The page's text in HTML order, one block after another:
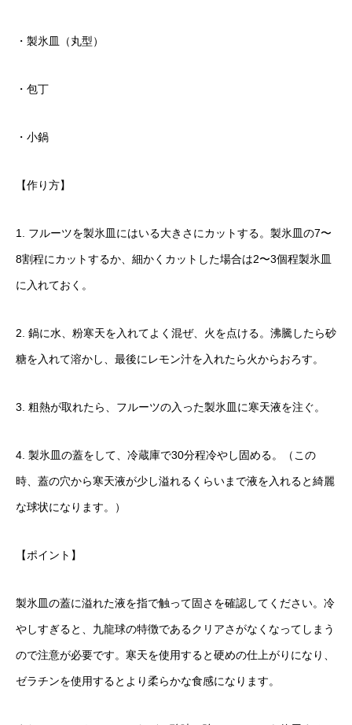
・製氷皿（丸型）
・包丁
・小鍋
【作り方】
1. フルーツを製氷皿にはいる大きさにカットする。製氷皿の7〜
8割程にカットするか、細かくカットした場合は2〜3個程製氷皿
に入れておく。
2. 鍋に水、粉寒天を入れてよく混ぜ、火を点ける。沸騰したら砂
糖を入れて溶かし、最後にレモン汁を入れたら火からおろす。
3. 粗熱が取れたら、フルーツの入った製氷皿に寒天液を注ぐ。
4. 製氷皿の蓋をして、冷蔵庫で30分程冷やし固める。（この
時、蓋の穴から寒天液が少し溢れるくらいまで液を入れると綺麗
な球状になります。）
【ポイント】
製氷皿の蓋に溢れた液を指で触って固さを確認してください。冷
やしすぎると、九龍球の特徴であるクリアさがなくなってしまう
ので注意が必要です。寒天を使用すると硬めの仕上がりになり、
ゼラチンを使用するとより柔らかな食感になります。